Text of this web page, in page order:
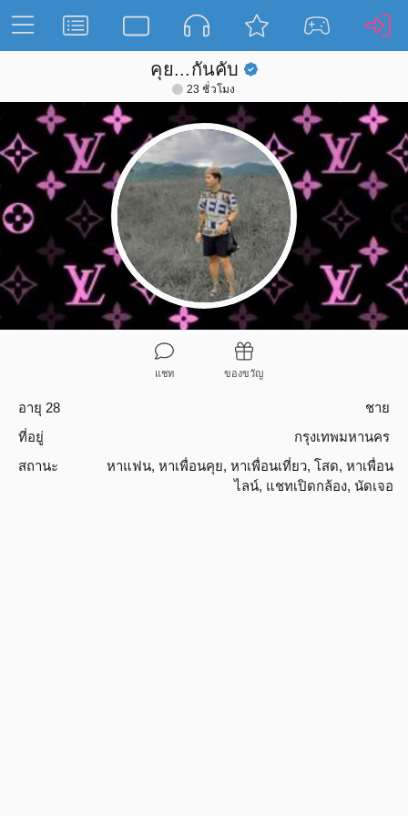
คุย...กันคับ
23 ชั่วโมง
แชท ของขวัญ
อายุ 28
ชาย
ที่อยู่
กรุงเทพมหานคร
สถานะ
หาแฟน, หาเพื่อนคุย, หาเพื่อนเที่ยว, โสด, หาเพื่อน
ไลน์, แชทเปิดกล้อง, นัดเจอ